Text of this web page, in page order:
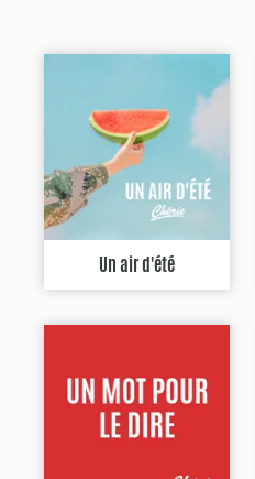
Un air d'été